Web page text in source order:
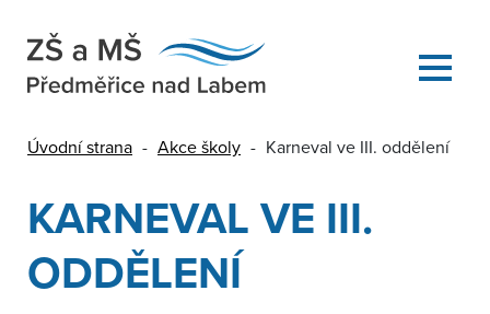
Úvodní strana - Akce školy - Karneval ve III. oddělení
KARNEVAL VE III.
ODDĚLENÍ